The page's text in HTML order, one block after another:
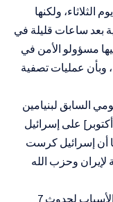
ولكنها
بعد ساعات قليلة في
مسؤولو الأمن في
وبأن عمليات تصفية
السابق لبنيامين
[7 تشرين الأول/أكتوبر] على إسرائيل
أن إسرائيل كرست
لإيران وحزب الله
وعلق قائلا إن هذه الجهود “كانت واحدا من الأسباب لحدوث 7